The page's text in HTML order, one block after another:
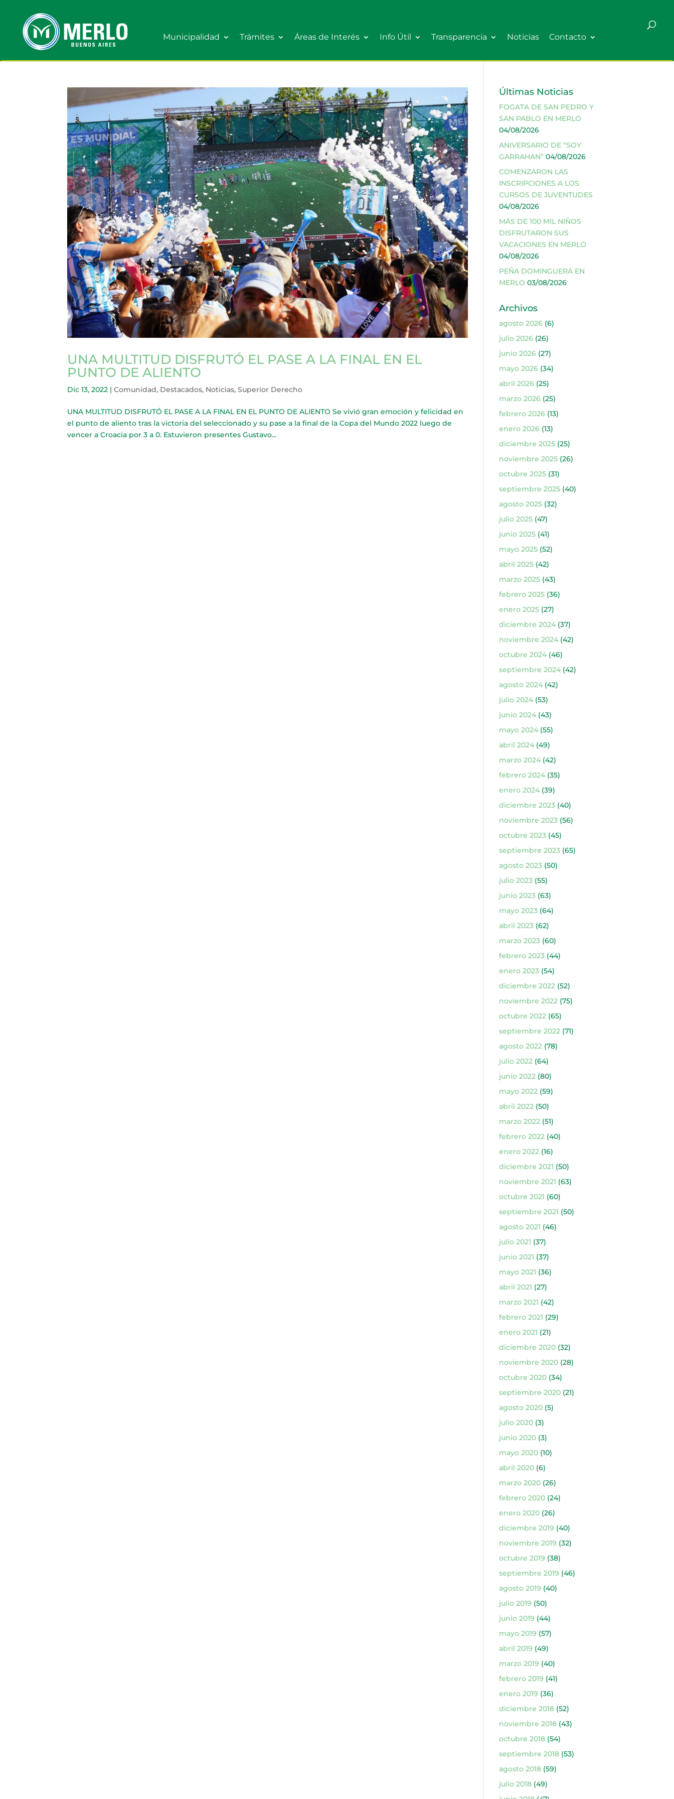
Municipalidad Trámites Áreas de Interés Info Útil Transparencia Noticias Contacto
UNA MULTITUD DISFRUTÓ EL PASE A LA FINAL EN EL
PUNTO DE ALIENTO
Dic 13, 2022 |Comunidad, Destacados, Noticias,Superior Derecho
UNA MULTITUD DISFRUTÓ EL PASE A LA FINAL EN EL PUNTO DE ALIENTO Se vivió gran emoción y felicidad en
el punto de aliento tras la victoria del seleccionado y su pase a la final de la Copa del Mundo 2022 luego de
vencer a Croacia por 3 a 0. Estuvieron presentes Gustavo...
Últimas Noticias
FOGATA DE SAN PEDRO Y
SAN PABLO EN MERLO
04/08/2026
ANIVERSARIO DE “SOY
GARRAHAN” 04/08/2026
COMENZARON LAS
INSCRIPCIONES A LOS
CURSOS DE JUVENTUDES
04/08/2026
MÁS DE 100 MIL NIÑOS
DISFRUTARON SUS
VACACIONES EN MERLO
04/08/2026
PEÑA DOMINGUERA EN
MERLO 03/08/2026
Archivos
agosto 2026(6)
julio 2026(26)
junio 2026(27)
mayo 2026(34)
abril 2026(25)
marzo 2026(25)
febrero 2026(13)
enero 2026(13)
diciembre 2025(25)
noviembre 2025(26)
octubre 2025(31)
septiembre 2025(40)
agosto 2025(32)
julio 2025(47)
junio 2025(41)
mayo 2025(52)
abril 2025(42)
marzo 2025(43)
febrero 2025(36)
enero 2025(27)
diciembre 2024(37)
noviembre 2024(42)
octubre 2024(46)
septiembre 2024(42)
agosto 2024(42)
julio 2024(53)
junio 2024(43)
mayo 2024(55)
abril 2024(49)
marzo 2024(42)
febrero 2024(35)
enero 2024(39)
diciembre 2023(40)
noviembre 2023(56)
octubre 2023(45)
septiembre 2023(65)
agosto 2023(50)
julio 2023(55)
junio 2023(63)
mayo 2023(64)
abril 2023(62)
marzo 2023(60)
febrero 2023(44)
enero 2023(54)
diciembre 2022(52)
noviembre 2022(75)
octubre 2022(65)
septiembre 2022(71)
agosto 2022(78)
julio 2022(64)
junio 2022(80)
mayo 2022(59)
abril 2022(50)
marzo 2022(51)
febrero 2022(40)
enero 2022(16)
diciembre 2021 (50)
noviembre 2021 (63)
octubre 2021 (60)
septiembre 2021 (50)
agosto 2021 (46)
julio 2021 (37)
junio 2021 (37)
mayo 2021 (36)
abril 2021 (27)
marzo 2021 (42)
febrero 2021 (29)
enero 2021 (21)
diciembre 2020(32)
noviembre 2020(28)
octubre 2020(34)
septiembre 2020(21)
agosto 2020(5)
julio 2020(3)
junio 2020(3)
mayo 2020(10)
abril 2020(6)
marzo 2020(26)
febrero 2020(24)
enero 2020(26)
diciembre 2019 (40)
noviembre 2019 (32)
octubre 2019 (38)
septiembre 2019 (46)
agosto 2019 (40)
julio 2019 (50)
junio 2019 (44)
mayo 2019 (57)
abril 2019 (49)
marzo 2019 (40)
febrero 2019 (41)
enero 2019 (36)
diciembre 2018(52)
noviembre 2018(43)
octubre 2018(54)
septiembre 2018(53)
agosto 2018(59)
julio 2018(49)